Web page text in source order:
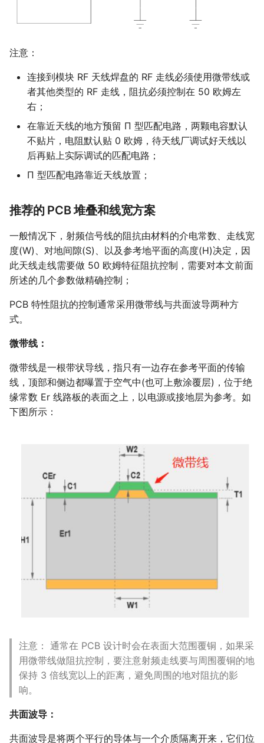
注意：
连接到模块 RF 天线焊盘的 RF 走线必须使用微带线或
者其他类型的 RF 走线，阻抗必须控制在 50 欧姆左
右；
在靠近天线的地方预留 Π 型匹配电路，两颗电容默认
不贴片，电阻默认贴 0 欧姆，待天线厂调试好天线以
后再贴上实际调试的匹配电路；
Π 型匹配电路靠近天线放置；
推荐的 PCB 堆叠和线宽方案
一般情况下，射频信号线的阻抗由材料的介电常数、走线宽
度(W)、对地间隙(S)、以及参考地平面的高度(H)决定，因
此天线走线需要做 50 欧姆特征阻抗控制，需要对本文前面
所述的几个参数做精确控制；
PCB 特性阻抗的控制通常采用微带线与共面波导两种方
式。
微带线：
微带线是一根带状导线，指只有一边存在参考平面的传输
线，顶部和侧边都曝置于空气中(也可上敷涂覆层)，位于绝
缘常数 Er 线路板的表面之上，以电源或接地层为参考。如
下图所示：
注意： 通常在 PCB 设计时会在表面大范围覆铜，如果采
用微带线做阻抗控制，要注意射频走线要与周围覆铜的地
保持 3 倍线宽以上的距离，避免周围的地对阻抗的影
响。
共面波导：
共面波导是将两个平行的导体与一个介质隔离开来，它们位